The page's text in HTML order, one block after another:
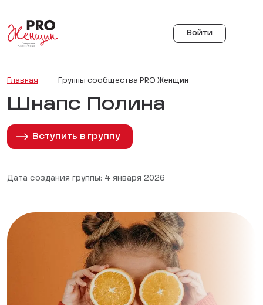
Войти
Главная Группы сообщества PRO Женщин
Шнапс Полина
Вступить в группу
Дата создания группы: 4 января 2026